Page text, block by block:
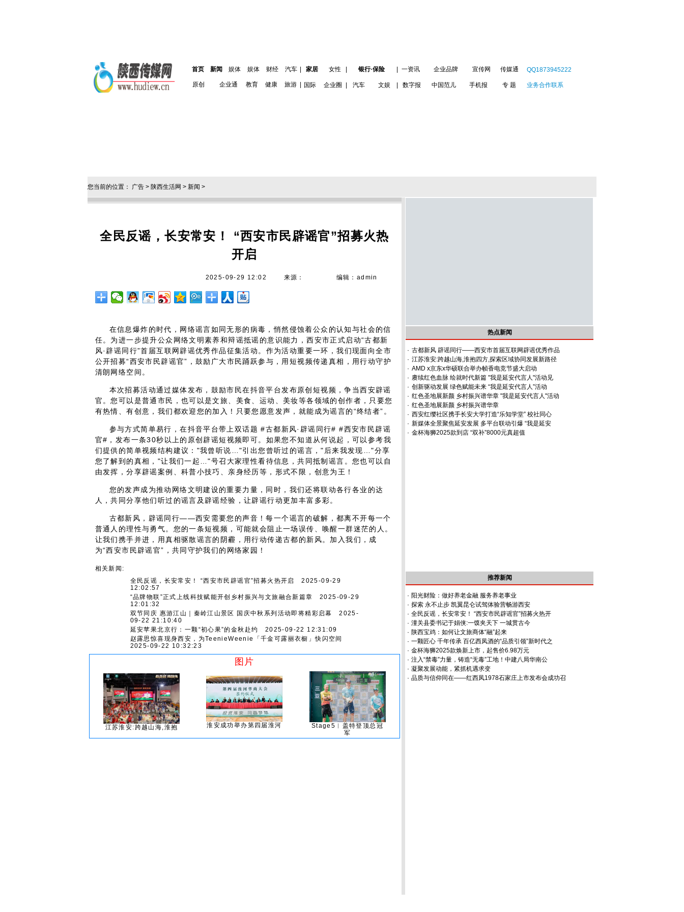
首页 新闻 娱体 娱体 财经 汽车 家居 女性 银行·保险 一资讯 企业品牌 宣传网 传媒通
原创 企业通 教育 健康 旅游 国际 企业圈 汽车 文娱 数字报 中国范儿 手机报 专 题
QQ1873945222
业务合作联系
您当前的位置： 广告 > 陕西生活网 > 新闻 >
全民反谣，长安常安！ “西安市民辟谣官”招募火热
开启
2025-09-29 12:02 来源： 编辑：admin
在信息爆炸的时代，网络谣言如同无形的病毒，悄然侵蚀着公众的认知与社会的信
任。为进一步提升公众网络文明素养和辩谣抵谣的意识能力，西安市正式启动“古都新
风·辟谣同行”首届互联网辟谣优秀作品征集活动。作为活动重要一环，我们现面向全市
公开招募“西安市民辟谣官”，鼓励广大市民踊跃参与，用短视频传递真相，用行动守护
清朗网络空间。
本次招募活动通过媒体发布，鼓励市民在抖音平台发布原创短视频，争当西安辟谣
官。您可以是普通市民，也可以是文旅、美食、运动、美妆等各领域的创作者，只要您
有热情、有创意，我们都欢迎您的加入！只要您愿意发声，就能成为谣言的“终结者”。
参与方式简单易行，在抖音平台带上双话题 #古都新风·辟谣同行# #西安市民辟谣
官#，发布一条30秒以上的原创辟谣短视频即可。如果您不知道从何说起，可以参考我
们提供的简单视频结构建议："我曾听说…"引出您曾听过的谣言，"后来我发现…"分享
您了解到的真相，"让我们一起…"号召大家理性看待信息，共同抵制谣言。您也可以自
由发挥，分享辟谣案例、科普小技巧、亲身经历等，形式不限，创意为王！
您的发声成为推动网络文明建设的重要力量，同时，我们还将联动各行各业的达
人，共同分享他们听过的谣言及辟谣经验，让辟谣行动更加丰富多彩。
古都新风，辟谣同行——西安需要您的声音！每一个谣言的破解，都离不开每一个
普通人的理性与勇气。您的一条短视频，可能就会阻止一场误传、唤醒一群迷茫的人。
让我们携手并进，用真相驱散谣言的阴霾，用行动传递古都的新风。加入我们，成
为“西安市民辟谣官”，共同守护我们的网络家园！
相关新闻:
全民反谣，长安常安！ “西安市民辟谣官”招募火热开启
2025-09-29
12:02:57
“品牌物联”正式上线科技赋能开创乡村振兴与文旅融合新篇章
2025-09-29
12:01:32
双节同庆 惠游江山｜秦岭江山景区 国庆中秋系列活动即将精彩启幕
2025-
09-22 21:10:40
延安苹果北京行：一颗“初心果”的金秋赴约
2025-09-22 12:31:09
赵露思惊喜现身西安，为TeenieWeenie「千金可露丽衣橱」快闪空间
2025-09-22 10:32:23
图片
江苏淮安:跨越山海,淮抱 淮安成功举办第四届淮河
Stage5︱盖特登顶总冠
军
热点新闻
· 古都新风 辟谣同行——西安市首届互联网辟谣优秀作品
· 江苏淮安:跨越山海,淮抱四方,探索区域协同发展新路径
· AMD x京东x华硕联合举办帧香电竞节盛大启动
· 赓续红色血脉 绘就时代新篇 "我是延安代言人"活动见
· 创新驱动发展 绿色赋能未来 “我是延安代言人”活动
· 红色圣地展新颜 乡村振兴谱华章 "我是延安代言人"活动
· 红色圣地展新颜 乡村振兴谱华章
· 西安红缨社区携手长安大学打造“乐知学堂” 校社同心
· 新媒体全景聚焦延安发展 多平台联动引爆 “我是延安
· 金杯海狮2025款到店 “双补”8000元真超值
推荐新闻
· 阳光财险：做好养老金融 服务养老事业
· 探索 永不止步 凯翼昆仑试驾体验营畅游西安
· 全民反谣，长安常安！ “西安市民辟谣官”招募火热开
· 潼关县委书记于娟侠:一馍夹天下 一城贯古今
· 陕西宝鸡：如何让文旅商体“融”起来
· 一颗匠心 千年传承 百亿西凤酒的“品质引领”新时代之
· 金杯海狮2025款焕新上市，起售价6.98万元
· 注入“禁毒”力量，铸造“无毒”工地！中建八局华南公
· 凝聚发展动能，紧抓机遇求变
· 品质与信仰同在——红西凤1978石家庄上市发布会成功召